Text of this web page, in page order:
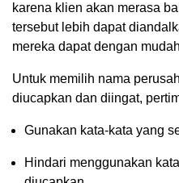
karena klien akan merasa
tersebut lebih dapat
mereka dapat dengan
Untuk memilih nama
diucapkan dan diingat,
Gunakan kata-kata yang
Hindari menggunakan